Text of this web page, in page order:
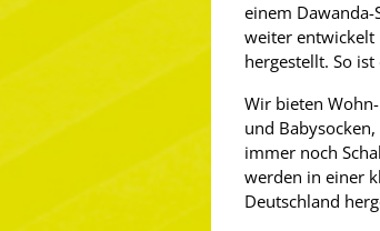
einem
weiter entwickelt
hergestellt. So
Wir bieten
und
immer noch
werden in einer
Deutschland